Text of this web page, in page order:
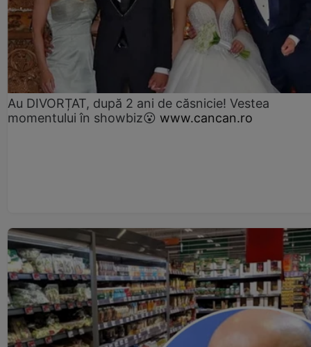
Au DIVORȚAT, după 2 ani de căsnicie! Vestea
momentului în showbiz😮 www.cancan.ro